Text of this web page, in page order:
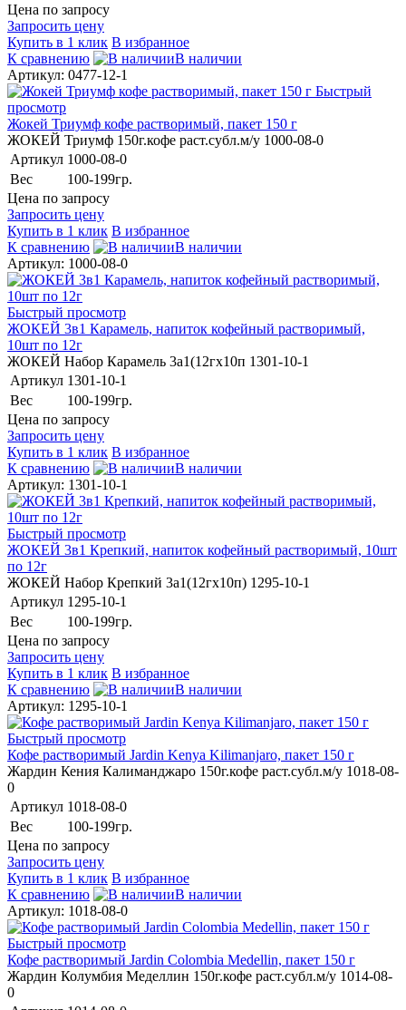
Цена по запросу
Запросить цену
Купить в 1 клик В избранное
К сравнению
В наличии
Артикул: 0477-12-1
Быстрый
просмотр
Жокей Триумф кофе растворимый, пакет 150 г
ЖОКЕЙ Триумф 150г.кофе раст.субл.м/у 1000-08-0
Артикул 1000-08-0
Вес
100-199гр.
Цена по запросу
Запросить цену
Купить в 1 клик В избранное
К сравнению
В наличии
Артикул: 1000-08-0
Быстрый просмотр
ЖОКЕЙ 3в1 Карамель, напиток кофейный растворимый,
10шт по 12г
ЖОКЕЙ Набор Карамель 3а1(12гх10п 1301-10-1
Артикул 1301-10-1
Вес
100-199гр.
Цена по запросу
Запросить цену
Купить в 1 клик В избранное
К сравнению
В наличии
Артикул: 1301-10-1
Быстрый просмотр
ЖОКЕЙ 3в1 Крепкий, напиток кофейный растворимый, 10шт
по 12г
ЖОКЕЙ Набор Крепкий 3а1(12гх10п) 1295-10-1
Артикул 1295-10-1
Вес
100-199гр.
Цена по запросу
Запросить цену
Купить в 1 клик В избранное
К сравнению
В наличии
Артикул: 1295-10-1
Быстрый просмотр
Кофе растворимый Jardin Kenya Kilimanjaro, пакет 150 г
Жардин Кения Калиманджаро 150г.кофе раст.субл.м/у 1018-08-
0
Артикул 1018-08-0
Вес
100-199гр.
Цена по запросу
Запросить цену
Купить в 1 клик В избранное
К сравнению
В наличии
Артикул: 1018-08-0
Быстрый просмотр
Кофе растворимый Jardin Colombia Medellin, пакет 150 г
Жардин Колумбия Меделлин 150г.кофе раст.субл.м/у 1014-08-
0